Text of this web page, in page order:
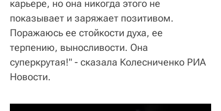
карьере, но она никогда этого не
показывает и заряжает позитивом.
Поражаюсь ее стойкости духа, ее
терпению, выносливости. Она
суперкрутая!" - сказала Колесниченко РИА
Новости.